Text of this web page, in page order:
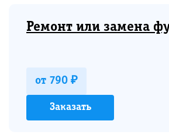
Ремонт или замена
от 790 ₽
Заказать